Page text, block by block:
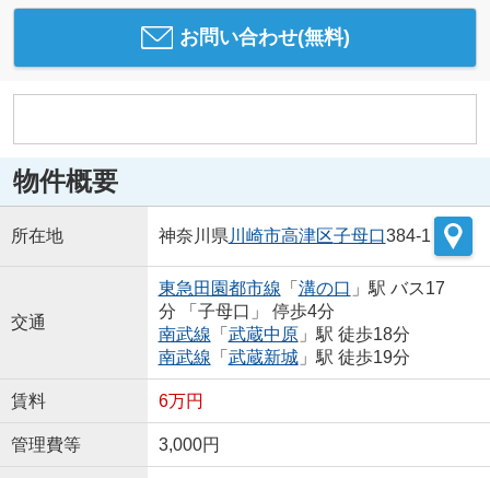
お問い合わせ(無料)
物件概要
所在地 神奈川県 川崎市高津区子母口384-1
交通
東急田園都市線 「 溝の口 」駅 バス17
分 「子母口」 停歩4分
南武線 「 武蔵中原」駅 徒歩18分
南武線 「 武蔵新城」駅 徒歩19分
賃料 6万円
管理費等 3,000円